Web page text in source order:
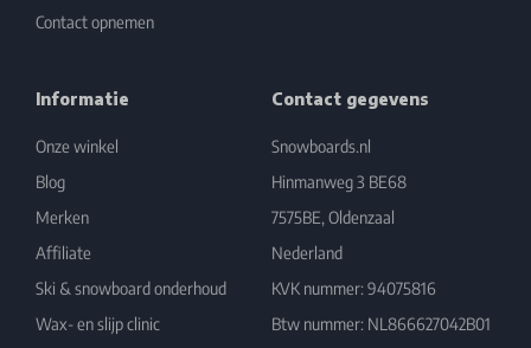
Contact opnemen
Informatie
Onze winkel
Blog
Merken
Affiliate
Ski & snowboard onderhoud
Wax- en slijp clinic
Contact gegevens
Snowboards.nl
Hinmanweg 3 BE68
7575BE, Oldenzaal
Nederland
KVK nummer: 94075816
Btw nummer: NL866627042B01